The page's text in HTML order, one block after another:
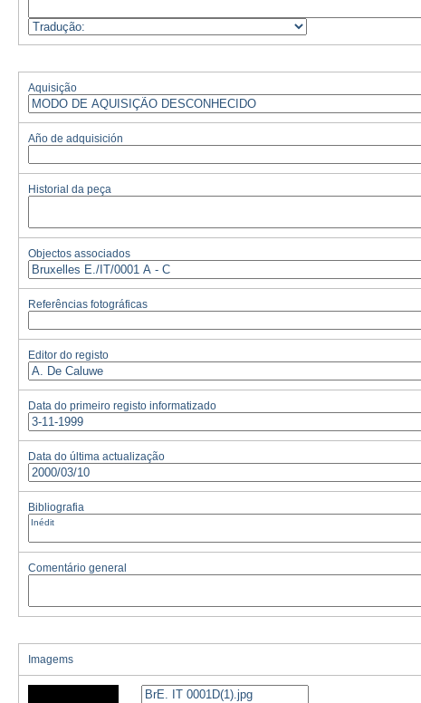
Aquisição
Año de adquisición
Historial da peça
Objectos associados
Referências fotográficas
Editor do registo
Data do primeiro registo informatizado
Data do última actualização
Bibliografia
Comentário general
Imagems